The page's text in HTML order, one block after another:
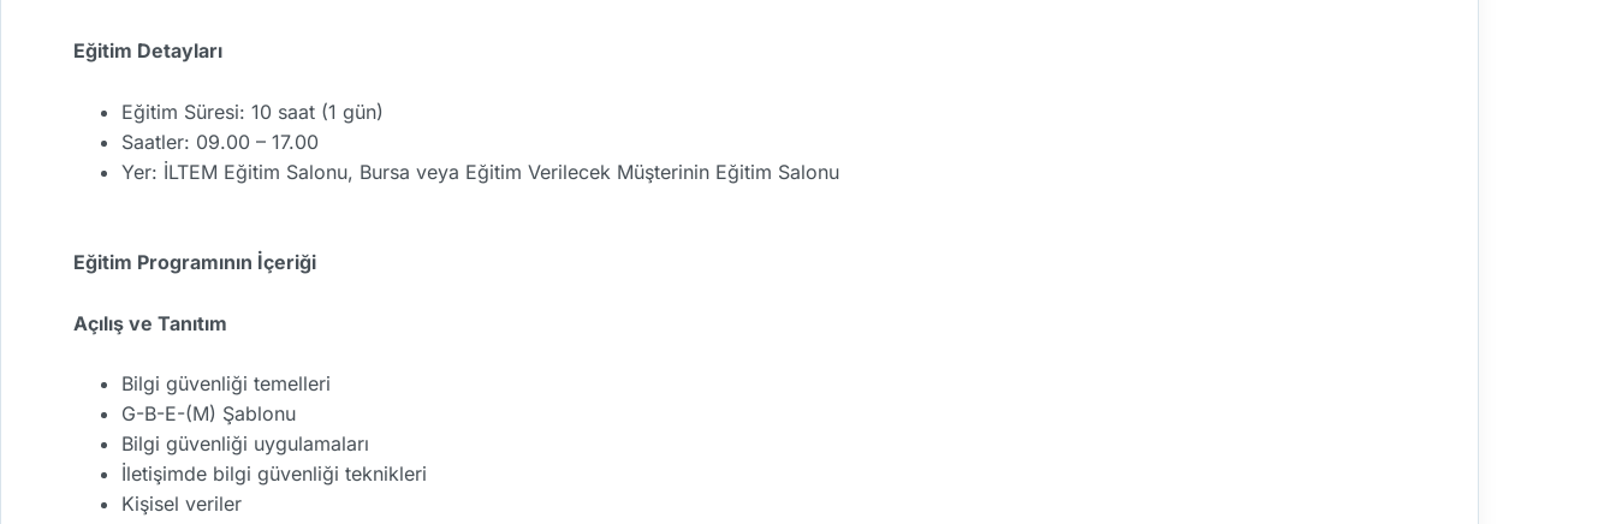
Eğitim Detayları
Eğitim Süresi: 10 saat (1 gün)
Saatler: 09.00 – 17.00
Yer: İLTEM Eğitim Salonu, Bursa veya Eğitim Verilecek Müşterinin Eğitim Salonu
Eğitim Programının İçeriği
Açılış ve Tanıtım
Bilgi güvenliği temelleri
G-B-E-(M) Şablonu
Bilgi güvenliği uygulamaları
İletişimde bilgi güvenliği teknikleri
Kişisel veriler